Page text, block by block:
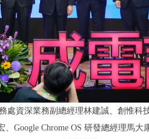
處資深業務副總經理林建誠、創惟
Google Chrome OS 研發總經理馬